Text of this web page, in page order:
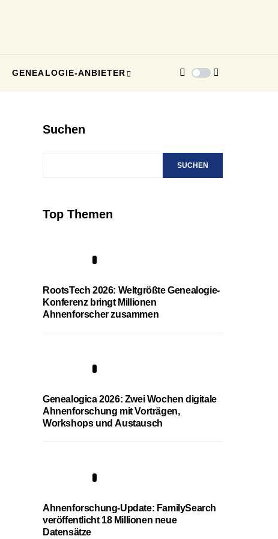
GENEALOGIE-ANBIETER
Suchen
SUCHEN
Top Themen
RootsTech 2026: Weltgrößte Genealogie-
Konferenz bringt Millionen
Ahnenforscher zusammen
Genealogica 2026: Zwei Wochen digitale
Ahnenforschung mit Vorträgen,
Workshops und Austausch
Ahnenforschung-Update: FamilySearch
veröffentlicht 18 Millionen neue
Datensätze